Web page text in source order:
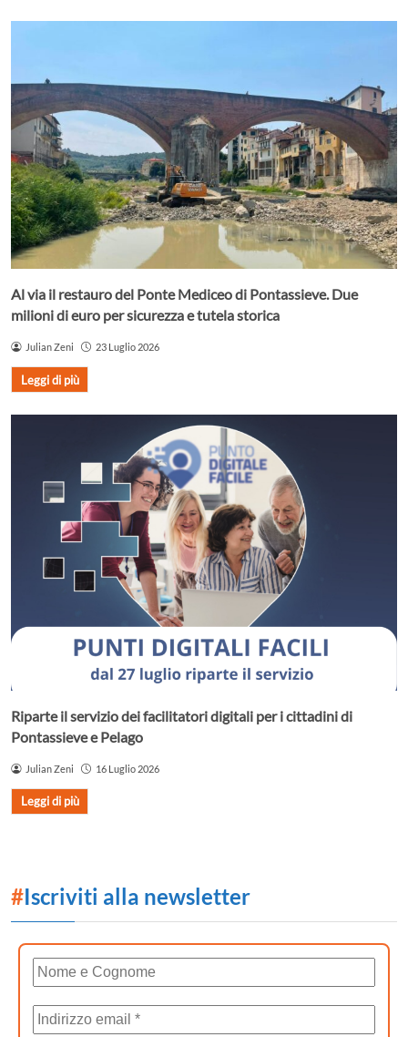
Al via il restauro del Ponte Mediceo di Pontassieve. Due
milioni di euro per sicurezza e tutela storica
Julian Zeni 23 Luglio 2026
Leggi di più
Riparte il servizio dei facilitatori digitali per i cittadini di
Pontassieve e Pelago
Julian Zeni 16 Luglio 2026
Leggi di più
#Iscriviti alla newsletter